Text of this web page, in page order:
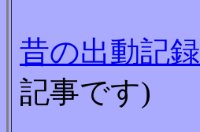
昔の出動記録
記事です)